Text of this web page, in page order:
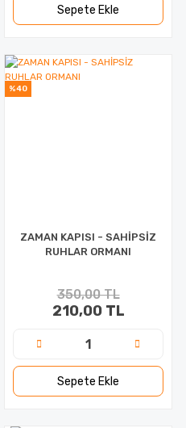
Sepete Ekle
%40
ZAMAN KAPISI - SAHİPSİZ
RUHLAR ORMANI
350,00 TL
210,00 TL
Sepete Ekle